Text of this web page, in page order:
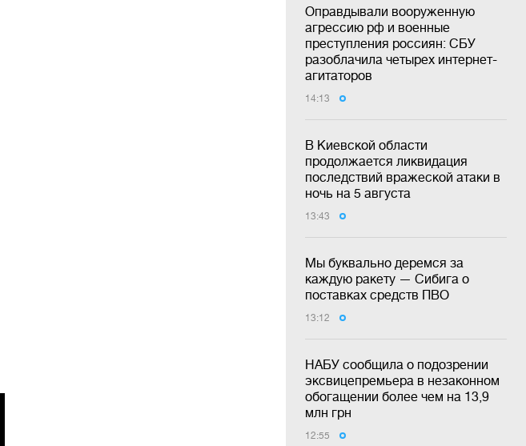
Оправдывали вооруженную
агрессию рф и военные
преступления россиян: СБУ
разоблачила четырех интернет-
агитаторов
14:13
В Киевской области
продолжается ликвидация
последствий вражеской атаки в
ночь на 5 августа
13:43
Мы буквально деремся за
каждую ракету — Сибига о
поставках средств ПВО
13:12
НАБУ сообщила о подозрении
эксвицепремьера в незаконном
обогащении более чем на 13,9
млн грн
12:55